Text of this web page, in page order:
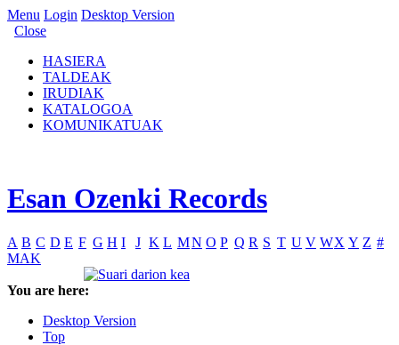
Menu Login Desktop Version
Close
HASIERA
TALDEAK
IRUDIAK
KATALOGOA
KOMUNIKATUAK
Esan Ozenki Records
A B C D E F G H I J K L MN O P Q R S T U V WX Y Z #
MAK
You are here:
Desktop Version
Top